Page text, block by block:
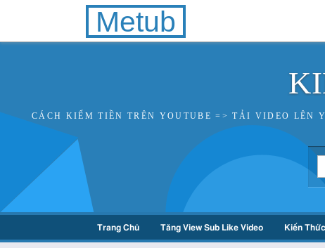
Metub
CÁCH KIẾM TIỀN TRÊN YOUTUBE => TẢI VIDEO LÊN
Trang Chủ Tăng View Sub Like Video Kiến Thức